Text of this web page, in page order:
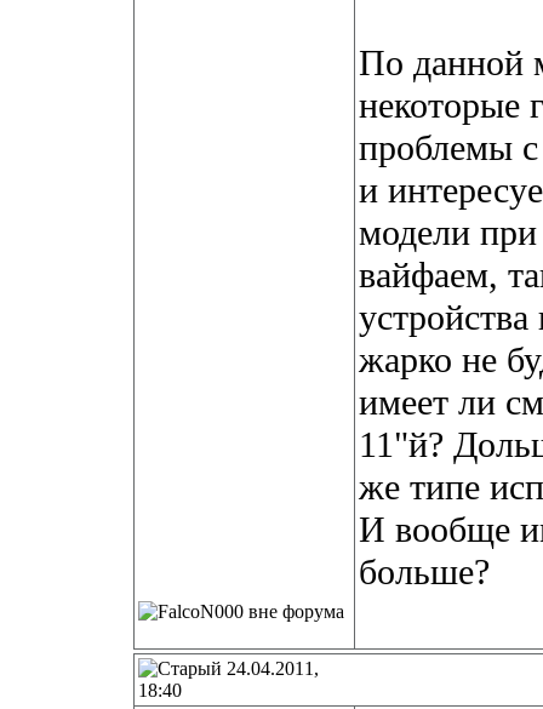
По данной
некоторые
проблемы
и
модели при
вайфаем,
жарко не
имеет ли
11"й?
же типе
И вообще
больше?
24.04.2011,
18:40